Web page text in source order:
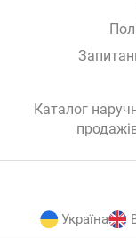
Каталог
Україна